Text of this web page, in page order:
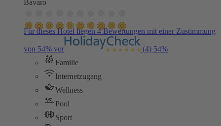
Bávaro
Für dieses Hotel liegen 4 Bewertungen mit einer Zustimmung
von 54% vor (4) 54%
Familie
Internetzugang
Wellness
Pool
Sport